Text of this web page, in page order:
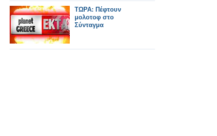
ΤΩΡΑ: Πέφτουν
μολοτοφ στο
Σύνταγμα